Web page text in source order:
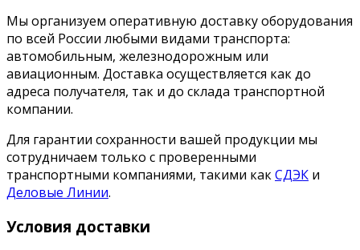
Мы организуем оперативную доставку оборудования
по всей России любыми видами транспорта:
автомобильным, железнодорожным или
авиационным. Доставка осуществляется как до
адреса получателя, так и до склада транспортной
компании.
Для гарантии сохранности вашей продукции мы
сотрудничаем только с проверенными
транспортными компаниями, такими какСДЭК и
Деловые Линии.
Условия доставки